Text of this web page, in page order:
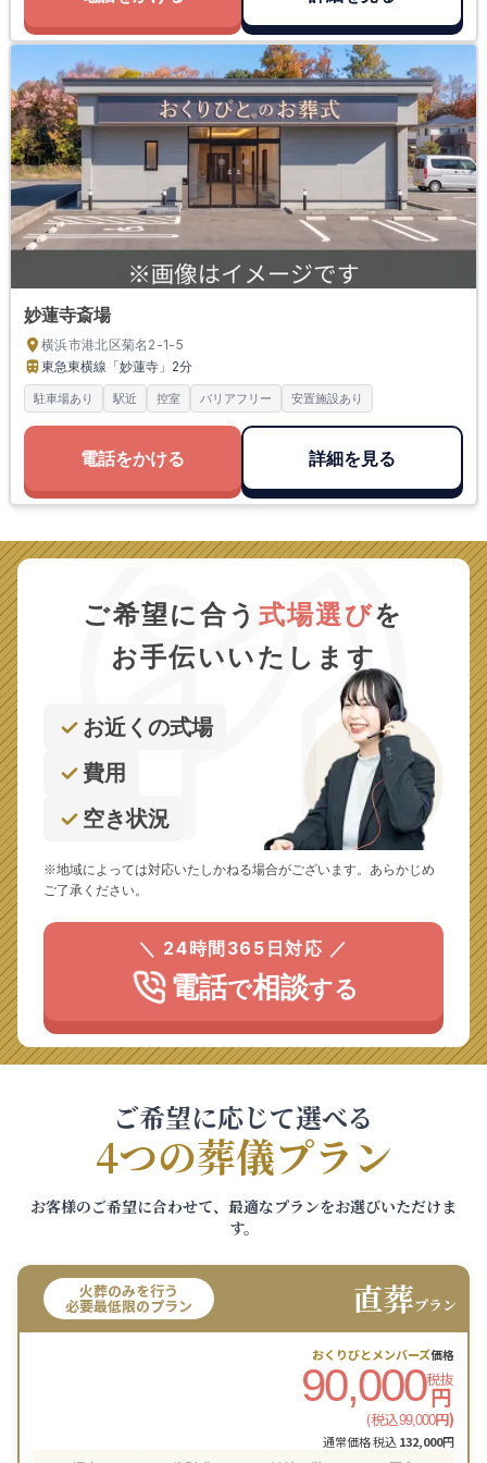
妙蓮寺斎場
横浜市港北区菊名2-1-5
東急東横線「妙蓮寺」 2分
駐車場あり 駅近 控室 バリアフリー 安置施設あり
電話をかける 詳細を見る
ご希望に合う 式場選びを
お手伝いいたします
お近くの式場
費用
空き状況
※地域によっては対応いたしかねる場合がございます。あらかじめ
ご了承ください。
＼ 24時間365日対応 ／
電話で相談する
ご希望に応じて選べる
4つの葬儀プラン
お客様のご希望に合わせて、最適なプランをお選びいただけま
す。
火葬のみを行う
必要最低限のプラン 直葬プラン
おくりびとメンバーズ価格
90,000税抜
円
(税込99,000円)
通常価格 税込132,000円